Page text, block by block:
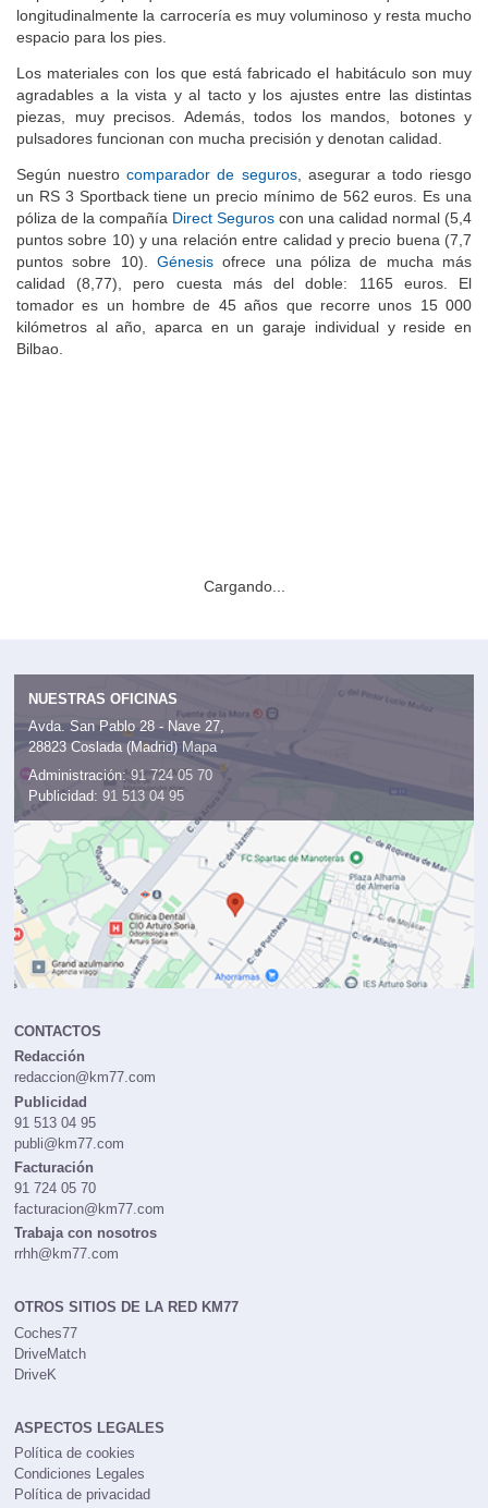
longitudinalmente la carrocería es muy voluminoso y resta mucho
espacio para los pies.
Los materiales con los que está fabricado el habitáculo son muy
agradables a la vista y al tacto y los ajustes entre las distintas
piezas, muy precisos. Además, todos los mandos, botones y
pulsadores funcionan con mucha precisión y denotan calidad.
Según nuestrocomparador de seguros, asegurar a todo riesgo
un RS 3 Sportback tiene un precio mínimo de 562 euros. Es una
póliza de la compañía Direct Seguros con una calidad normal (5,4
puntos sobre 10) y una relación entre calidad y precio buena (7,7
puntos sobre 10). Génesis ofrece una póliza de mucha más
calidad (8,77), pero cuesta más del doble: 1165 euros. El
tomador es un hombre de 45 años que recorre unos 15 000
kilómetros al año, aparca en un garaje individual y reside en
Bilbao.
Cargando...
NUESTRAS OFICINAS
Avda. San Pablo 28 - Nave 27,
28823 Coslada (Madrid) Mapa
Administración: 91 724 05 70
Publicidad: 91 513 04 95
CONTACTOS
Redacción
redaccion@km77.com
Publicidad
91 513 04 95
publi@km77.com
Facturación
91 724 05 70
facturacion@km77.com
Trabaja con nosotros
rrhh@km77.com
OTROS SITIOS DE LA RED KM77
Coches77
DriveMatch
DriveK
ASPECTOS LEGALES
Política de cookies
Condiciones Legales
Política de privacidad